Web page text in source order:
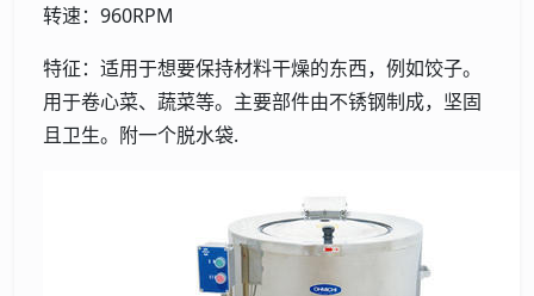
转速：960RPM
特征：适用于想要保持材料干燥的东西，例如饺子。
用于卷心菜、蔬菜等。主要部件由不锈钢制成，坚固
且卫生。附一个脱水袋.